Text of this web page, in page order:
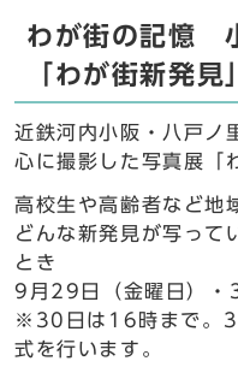
わが街の記憶
「わが街新発見
近鉄河内小阪・八戸ノ
心に撮影した写真展「
高校生や高齢者など地
どんな新発見が写っ
とき
9月29日（金曜日）
※30日は16時まで。
式を行います。